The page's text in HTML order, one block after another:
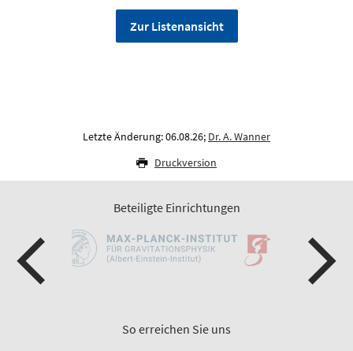
Zur Listenansicht
Letzte Änderung: 06.08.26; Dr. A. Wanner
Druckversion
Beteiligte Einrichtungen
So erreichen Sie uns